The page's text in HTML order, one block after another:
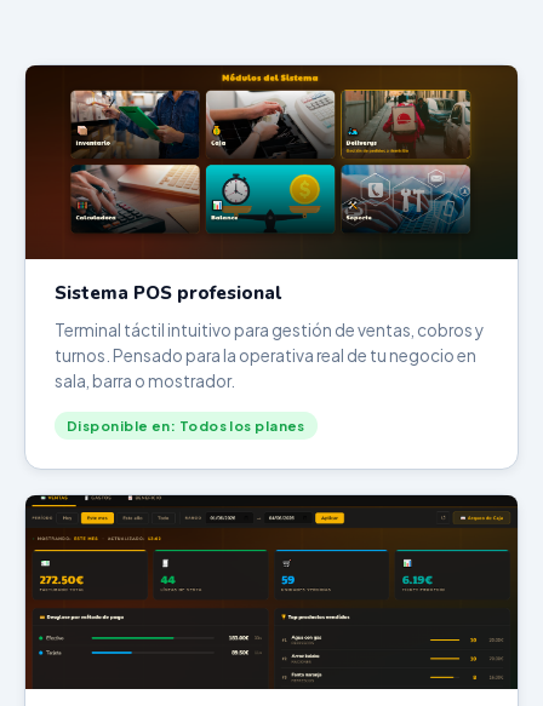
Sistema POS profesional
Terminal táctil intuitivo para gestión de ventas, cobros y
turnos. Pensado para la operativa real de tu negocio en
sala, barra o mostrador.
Disponible en: Todos los planes